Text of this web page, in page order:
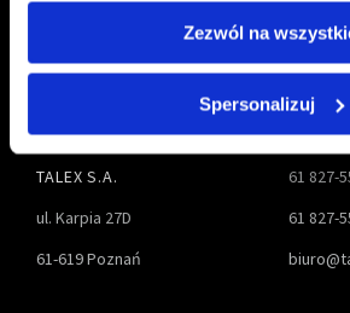
Zezwól na
Spersonalizuj
TALEX S.A.
ul. Karpia 27D
61-619 Poznań
61 827-
61 827-